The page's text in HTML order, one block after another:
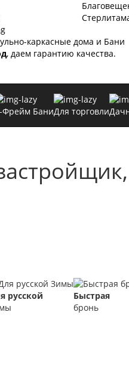
каркасные дома и Бани
, даем гарантию качества.
Фрейм БаниДля торговли
русской
Быстрая
бронь